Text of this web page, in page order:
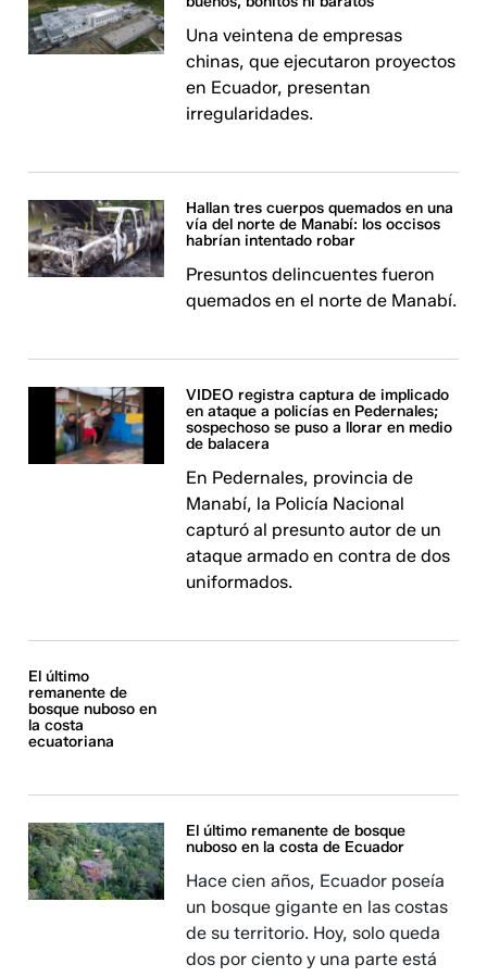
Una veintena de empresas
chinas, que ejecutaron proyectos
en Ecuador, presentan
irregularidades.
Hallan tres cuerpos quemados en una
vía del norte de Manabí: los occisos
habrían intentado robar
Presuntos delincuentes fueron
quemados en el norte de Manabí.
VIDEO registra captura de implicado
en ataque a policías en Pedernales;
sospechoso se puso a llorar en medio
de balacera
En Pedernales, provincia de
Manabí, la Policía Nacional
capturó al presunto autor de un
ataque armado en contra de dos
uniformados.
El último
remanente de
bosque nuboso en
la costa
ecuatoriana
El último remanente de bosque
nuboso en la costa de Ecuador
Hace cien años, Ecuador poseía
un bosque gigante en las costas
de su territorio. Hoy, solo queda
dos por ciento y una parte está